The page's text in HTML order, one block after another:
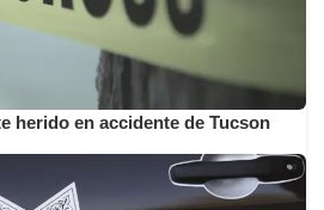
herido en accidente de Tucson